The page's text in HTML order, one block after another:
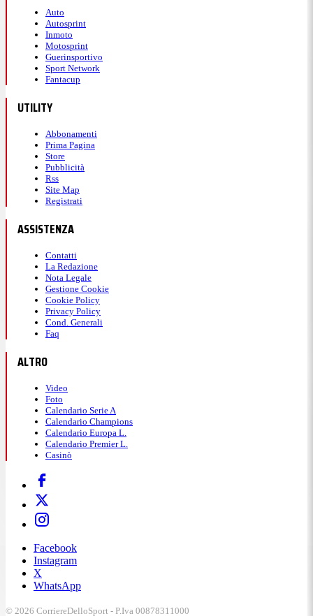
Auto
Autosprint
Inmoto
Motosprint
Guerinsportivo
Sport Network
Fantacup
UTILITY
Abbonamenti
Prima Pagina
Store
Pubblicità
Rss
Site Map
Registrati
ASSISTENZA
Contatti
La Redazione
Nota Legale
Gestione Cookie
Cookie Policy
Privacy Policy
Cond. Generali
Faq
ALTRO
Video
Foto
Calendario Serie A
Calendario Champions
Calendario Europa L.
Calendario Premier L.
Casinò
Facebook
Instagram
X
WhatsApp
© 2026 CorriereDelloSport - P.Iva 00878311000